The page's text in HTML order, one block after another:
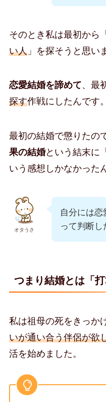
そのとき私は最初から「
い人」を探そうと思い
恋愛結婚を諦めて、最
探す作戦にしたんです。
最初の結婚で懲りたの
果の結婚という結末に「
いう感想しかなかった
オタうさ
自分には恋
って判断し
つまり結婚とは「
私は祖母の死をきっか
いが通い合う伴侶が欲
活を始めました。